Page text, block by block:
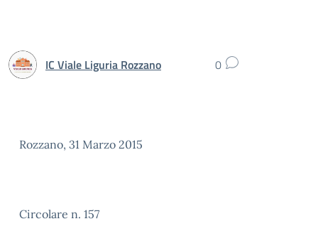
IC Viale Liguria Rozzano 0
Rozzano, 31 Marzo 2015
Circolare n. 157